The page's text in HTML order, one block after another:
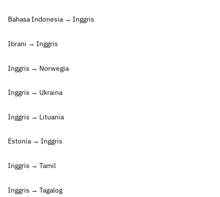
Bahasa Indonesia → Inggris
Ibrani → Inggris
Inggris → Norwegia
Inggris → Ukraina
Inggris → Lituania
Estonia → Inggris
Inggris → Tamil
Inggris → Tagalog